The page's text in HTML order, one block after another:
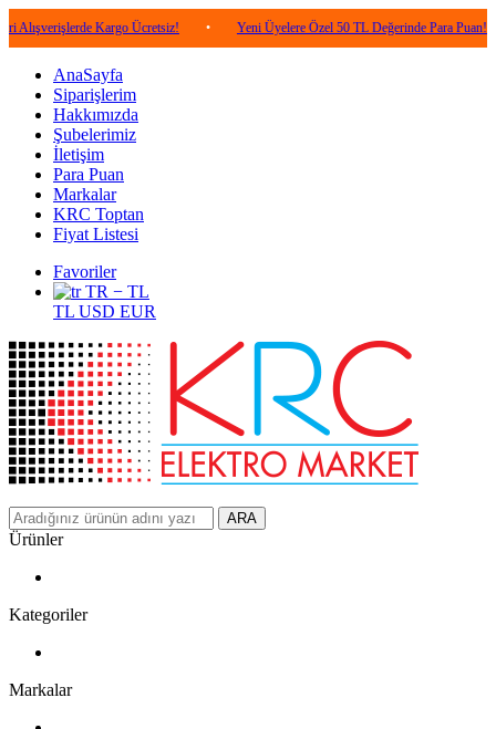
Kargo Ücretsiz! • Yeni Üyelere Özel 50 TL Değerinde Para Puan! •
AnaSayfa
Siparişlerim
Hakkımızda
Şubelerimiz
İletişim
Para Puan
Markalar
KRC Toptan
Fiyat Listesi
Favoriler
TR − TL
TL USD EUR
ARA
Ürünler
Kategoriler
Markalar